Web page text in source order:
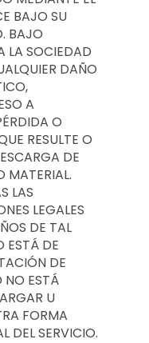
BAJO SU
BAJO
LA SOCIEDAD
DAÑO
A
O
RESULTE O
DE
MATERIAL.
LAS
LEGALES
DE TAL
ESTÁ DE
DE
NO ESTÁ
U
FORMA
DEL SERVICIO.